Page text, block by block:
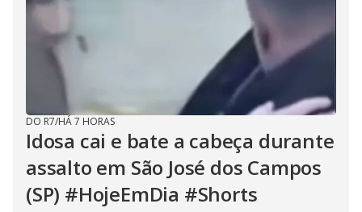
DO R7/HÁ 7 HORAS
Idosa cai e bate a cabeça durante
assalto em São José dos Campos
(SP) #HojeEmDia #Shorts